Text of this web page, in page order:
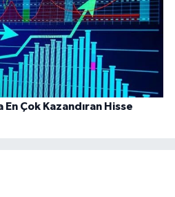
En Çok Kazandıran Hisse